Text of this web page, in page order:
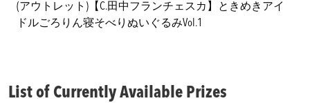
(アウトレット)【C.田中フランチェスカ】ときめきアイ
ドルごろりん寝そべりぬいぐるみVol.1
List of Currently Available Prizes